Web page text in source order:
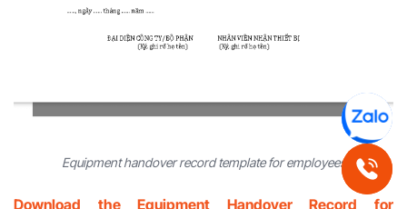
Equipment handover record template for employees
Download the Equipment Handover Record for